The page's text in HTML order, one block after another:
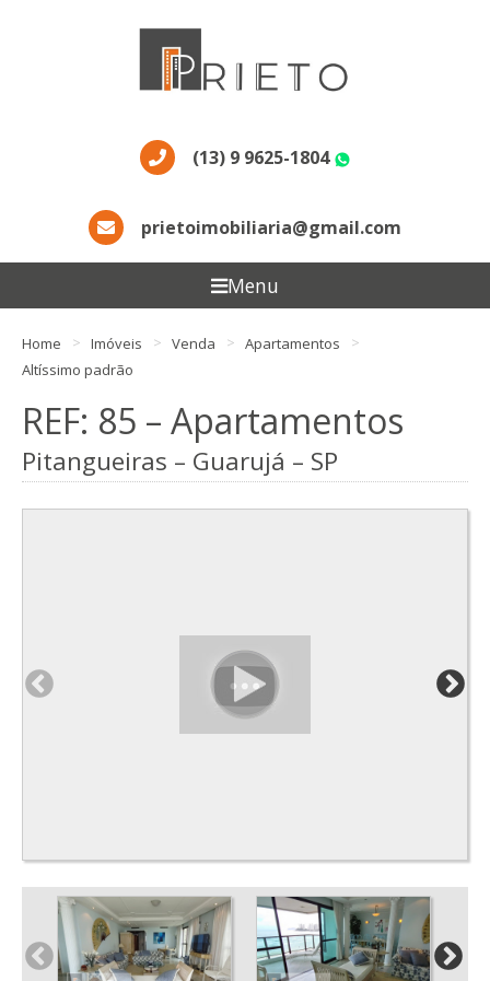
(13) 9 9625-1804
prietoimobiliaria@gmail.com
Menu
Home Imóveis Venda
Apartamentos
Altíssimo padrão
REF: 85 – Apartamentos
Pitangueiras – Guarujá – SP